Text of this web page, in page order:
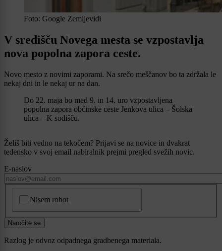
Foto: Google Zemljevidi
V središču Novega mesta se vzpostavlja
nova popolna zapora ceste.
Novo mesto z novimi zaporami. Na srečo meščanov bo ta zdržala le
nekaj dni in le nekaj ur na dan.
Do 22. maja bo med 9. in 14. uro vzpostavljena
popolna zapora občinske ceste Jenkova ulica – Šolska
ulica – K sodišču.
Želiš biti vedno na tekočem? Prijavi se na novice in dvakrat
tedensko v svoj email nabiralnik prejmi pregled svežih novic.
E-naslov
Nisem robot
Naročite se
Razlog je odvoz odpadnega gradbenega materiala.